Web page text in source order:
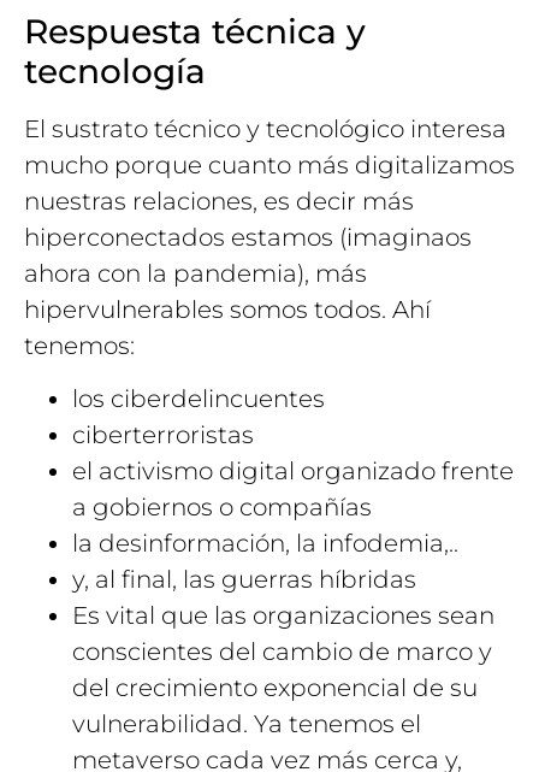
Respuesta técnica y
tecnología
El sustrato técnico y tecnológico interesa
mucho porque cuanto más digitalizamos
nuestras relaciones, es decir más
hiperconectados estamos (imaginaos
ahora con la pandemia), más
hipervulnerables somos todos. Ahí
tenemos:
los ciberdelincuentes
ciberterroristas
el activismo digital organizado frente
a gobiernos o compañías
la desinformación, la infodemia,..
y, al final, las guerras híbridas
Es vital que las organizaciones sean
conscientes del cambio de marco y
del crecimiento exponencial de su
vulnerabilidad. Ya tenemos el
metaverso cada vez más cerca y,